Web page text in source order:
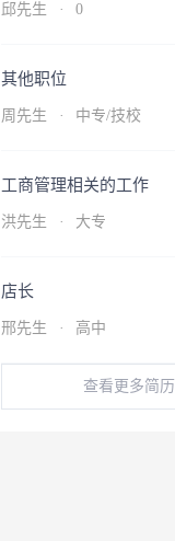
邱先生 · 0
其他职位
周先生 · 中专/技校
工商管理相关的工作
洪先生 · 大专
店长
邢先生 · 高中
查看更多简历